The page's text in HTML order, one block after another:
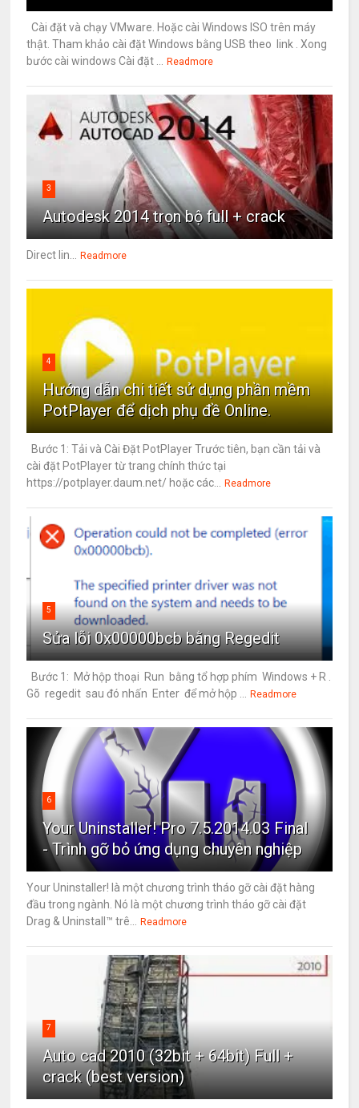
Cài đặt và chạy VMware. Hoặc cài Windows ISO trên máy
thật. Tham khảo cài đặt Windows bằng USB theo link . Xong
bước cài windows Cài đặt ... Readmore
3
Autodesk 2014 trọn bộ full + crack
Direct lin... Readmore
4
Hướng dẫn chi tiết sử dụng phần mềm
PotPlayer để dịch phụ đề Online.
Bước 1: Tải và Cài Đặt PotPlayer Trước tiên, bạn cần tải và
cài đặt PotPlayer từ trang chính thức tại
https://potplayer.daum.net/ hoặc các... Readmore
5
Sửa lỗi 0x00000bcb bằng Regedit
Bước 1: Mở hộp thoại Run bằng tổ hợp phím Windows + R .
Gõ regedit sau đó nhấn Enter để mở hộp ... Readmore
6
Your Uninstaller! Pro 7.5.2014.03 Final
- Trình gỡ bỏ ứng dụng chuyên nghiệp
Your Uninstaller! là một chương trình tháo gỡ cài đặt hàng
đầu trong ngành. Nó là một chương trình tháo gỡ cài đặt
Drag & Uninstall™ trê... Readmore
7
Auto cad 2010 (32bit + 64bit) Full +
crack (best version)